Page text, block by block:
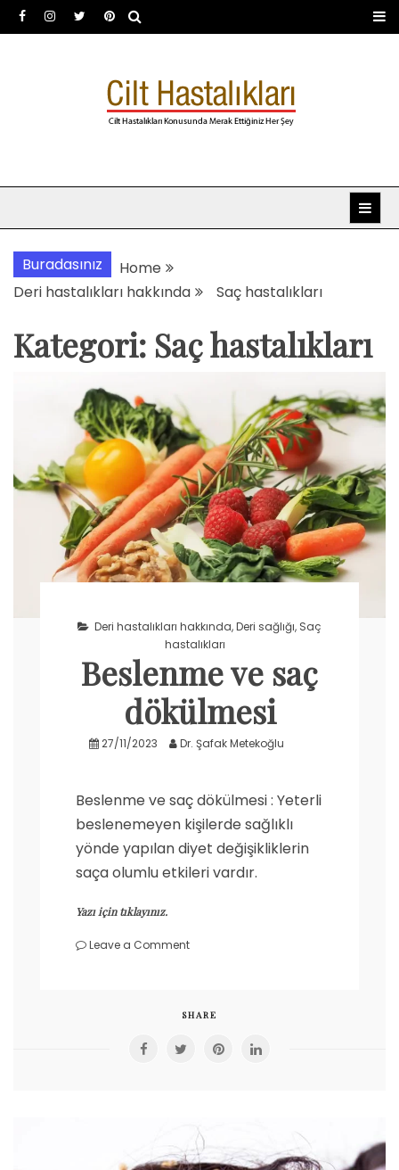
Skip
to
Dermatoloji uzmanı Dr.
Şafak Metekoğlu Akalın
Buradasınız
Home
Deri hastalıkları hakkında
Saç hastalıkları
Kategori: Saç hastalıkları
Deri hastalıkları hakkında,Deri sağlığı, Saç
hastalıkları
Beslenme ve saç
dökülmesi
27/11/2023 Dr. Şafak Metekoğlu
Beslenme ve saç dökülmesi : Yeterli
beslenemeyen kişilerde sağlıklı
yönde yapılan diyet değişikliklerin
saça olumlu etkileri vardır.
Yazı için tıklayınız.
Leave a Commenton
dökülmesi
SHARE